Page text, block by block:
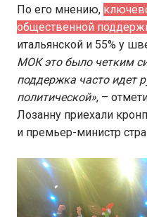
По его мнению,
общественной
итальянской и 55% у
МОК это было четким
поддержка часто идет
политической», –
Лозанну приехали
и премьер-министр